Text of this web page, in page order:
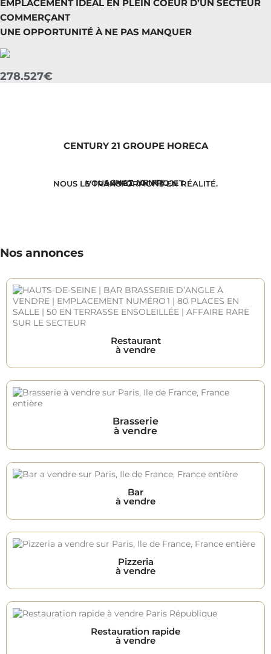
EMPLACEMENT IDÉAL EN PLEIN COEUR D’UN SECTEUR
COMMERÇANT
UNE OPPORTUNITÉ À NE PAS MANQUER
278.527€
CENTURY 21 GROUPE HORECA
ACHAT. VENTE.
VOUS AVEZ UN PROJET.
NOUS LE TRANSFORMONS EN RÉALITÉ.
Nos annonces
Restaurant
à vendre
Brasserie
à vendre
Bar
à vendre
Pizzeria
à vendre
Restauration rapide
à vendre